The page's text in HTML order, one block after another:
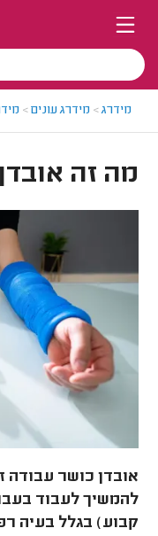
מידרג> מידרג עונים>
מה זה
אובדן כושר עבודה
להמשיך לעבוד
קבוע) בגלל בעיה